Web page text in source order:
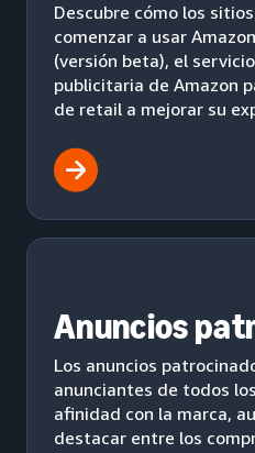
Descubre cómo los
comenzar a usar
(versión beta), el
publicitaria de Amazon
de retail a mejorar su
Anuncios
Los anuncios
anunciantes de todos
afinidad con la marca,
destacar entre los